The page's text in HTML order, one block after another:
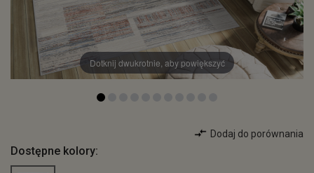
Dotknij dwukrotnie, aby powiększyć
Dodaj do porównania
Dostępne kolory: